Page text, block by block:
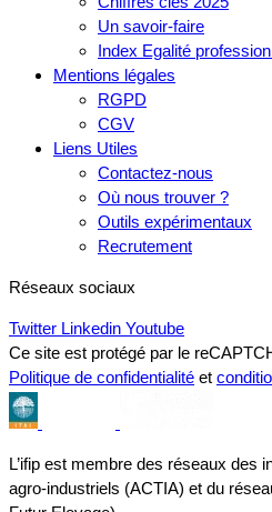
Un savoir-faire
Index Egalité
Mentions légales
RGPD
CGV
Liens Utiles
Contactez-nous
Où nous trouver ?
Outils expérimentaux
Recrutement
Réseaux sociaux
Twitter Linkedin Youtube
Ce site est protégé par le
Politique de confidentialité et
L’ifip est membre des réseaux des
agro-industriels (ACTIA) et du